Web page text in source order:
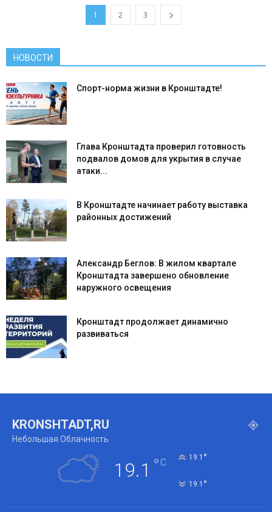
1 2 3
НОВОСТИ
Спорт-норма жизни в Кронштадте!
Глава Кронштадта проверил готовность
подвалов домов для укрытия в случае
атаки...
В Кронштадте начинает работу выставка
районных достижений
Александр Беглов: В жилом квартале
Кронштадта завершено обновление
наружного освещения
Кронштадт продолжает динамично
развиваться
KRONSHTADT,RU
Небольшая Облачность
19.1 °C 19.1 °
19.1 °